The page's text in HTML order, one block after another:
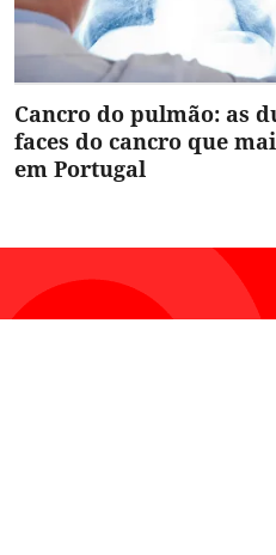
Cancro do pulmão: as
faces do cancro que
em Portugal